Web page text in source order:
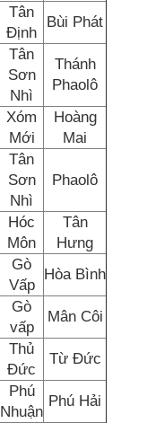
Tân
Định
Bùi Phát
Tân
Sơn
Nhì
Thánh
Phaolô
Xóm
Mới
Hoàng
Mai
Tân
Sơn
Nhì
Phaolô
Hóc
Môn
Tân
Hưng
Gò
Vấp
Hòa Bình
Gò
vấp
Mân Côi
Thủ
Đức
Từ Đức
Phú
Nhuận
Phú Hải